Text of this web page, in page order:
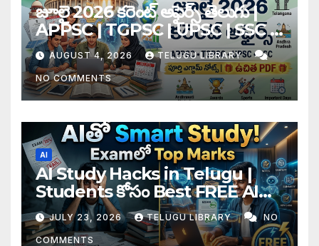
జూలై 2026 కరెంట్ అఫైర్స్ తెలుగు |
APPSC | TGPSC | UPSC | SSC |
Banking Exam Notes
AUGUST 4, 2026 TELUGU LIBRARY
NO COMMENTS
AI
AI Study Hacks in Telugu |
Students కోసం Best FREE AI
Tools & Smart Study Tips
(2026)
JULY 23, 2026 TELUGU LIBRARY NO
COMMENTS